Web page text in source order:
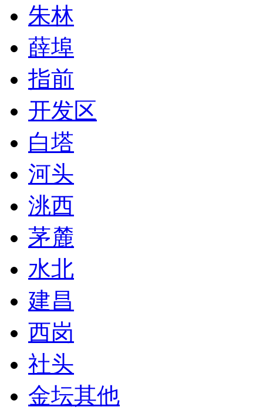
朱林
薛埠
指前
开发区
白塔
河头
洮西
茅麓
水北
建昌
西岗
社头
金坛其他